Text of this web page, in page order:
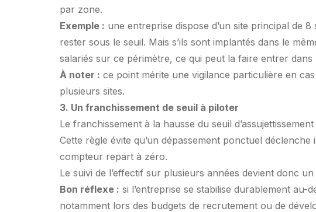
par zone.
Exemple : une entreprise dispose d’un site principal de
rester sous le seuil. Mais s’ils sont implantés dans le
salariés sur ce périmètre, ce qui peut la faire entrer
À noter : ce point mérite une vigilance particulière en
plusieurs sites.
3. Un franchissement de seuil à piloter
Le franchissement à la hausse du seuil
Cette règle évite qu’un dépassement ponctuel
compteur repart à zéro.
Le suivi de l’effectif sur plusieurs années devient donc
Bon réflexe : si l’entreprise se stabilise durablement au-
notamment lors des budgets de recrutement ou de